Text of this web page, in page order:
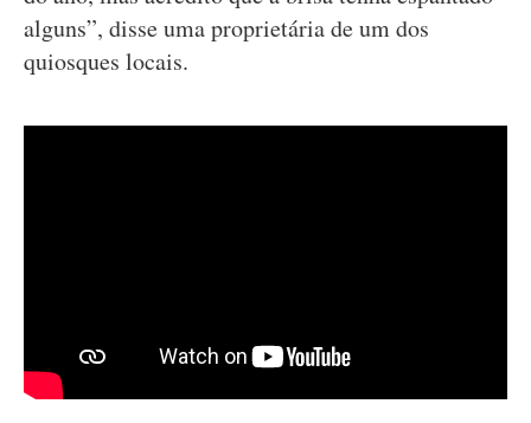
alguns”, disse uma proprietária de um dos
quiosques locais.